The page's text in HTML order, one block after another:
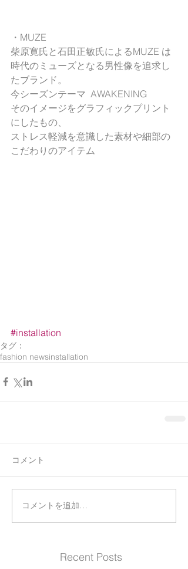
・MUZE
柴原寛氏と石田正敏氏によるMUZE は
時代のミューズとなる男性像を追求し
たブランド。
今シーズンテーマ  AWAKENING
そのイメージをグラフィックプリント
にしたもの、
ストレス軽減を意識した素材や細部の
こだわりのアイテム
#installation
タグ：
fashion newsinstallation
コメント
コメントを追加…
Recent Posts